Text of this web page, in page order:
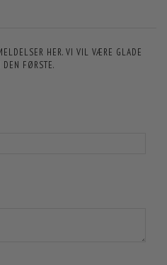
HER. VI VIL VÆRE GLADE
FØRSTE.